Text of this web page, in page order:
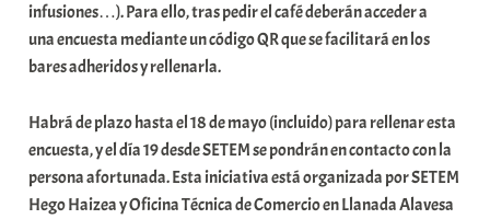
infusiones…). Para ello, tras pedir el café deberán acceder a
una encuesta mediante un código QR que se facilitará en los
bares adheridos y rellenarla.
Habrá de plazo hasta el 18 de mayo (incluido) para rellenar esta
encuesta, y el día 19 desde SETEM se pondrán en contacto con la
persona afortunada. Esta iniciativa está organizada por SETEM
Hego Haizea y Oficina Técnica de Comercio en Llanada Alavesa